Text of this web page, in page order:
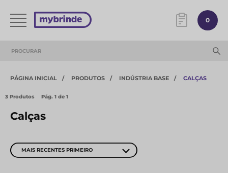
0
PÁGINA INICIAL PRODUTOS INDÚSTRIA BASE CALÇAS
3 Produtos Pág. 1 de 1
Calças
MAIS RECENTES PRIMEIRO